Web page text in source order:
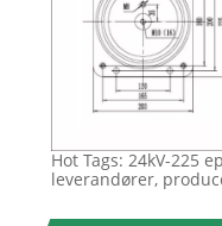
Hot Tags: 24kV-225
leverandører,